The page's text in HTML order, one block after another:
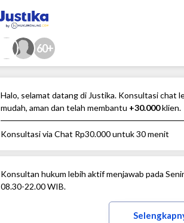
60+
Halo, selamat datang di Justika. Konsultasi chat
mudah, aman dan telah membantu +30.000klien.
Konsultasi via Chat Rp30.000untuk 30 menit
Konsultan hukum lebih aktif menjawab pada
08.30-22.00 WIB.